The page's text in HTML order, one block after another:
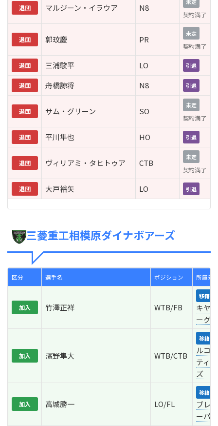
退団 マルジーン・イラウア N8
未定
契約満了
退団 郭玟慶 PR
未定
契約満了
退団 三浦駿平 LO 引退
退団 舟橋諒将 N8 引退
退団 サム・グリーン SO
未定
契約満了
退団 平川隼也 HO 引退
退団 ヴィリアミ・タヒトゥア CTB
未定
契約満了
退団 大戸裕矢 LO 引退
三菱重工相模原ダイナボアーズ
区分 選手名 ポジション 所属元/
加入 竹澤正祥 WTB/FB
移籍
キヤ
ーグ
加入 濱野隼大 WTB/CTB
移籍
ルコ
ティ
ズ
加入 高城勝一 LO/FL
移籍
ブレ
ーパ